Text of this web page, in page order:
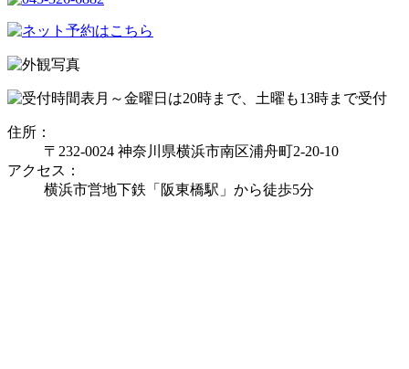
月～金曜日は20時まで、土曜も13時まで受付
住所：
〒232-0024 神奈川県横浜市南区浦舟町2-20-10
アクセス：
横浜市営地下鉄「阪東橋駅」から徒歩5分